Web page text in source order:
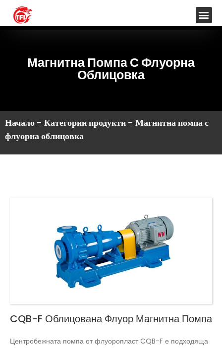
Магнитна Помпа С Флуорна
Облицовка
Начало - Категории продукти - Магнитна помпа с
флуорна облицовка
CQB-F Облицована Флуор Магнитна Помпа
Центробежната помпа от флуоропласт CQB-F е подходяща